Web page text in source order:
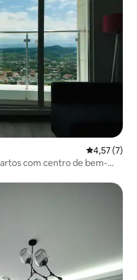
4,57 de
4,57 (7)
com centro de bem-